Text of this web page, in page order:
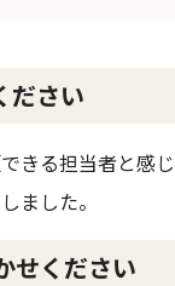
ださい
きる担当者と感じ
ました。
せください